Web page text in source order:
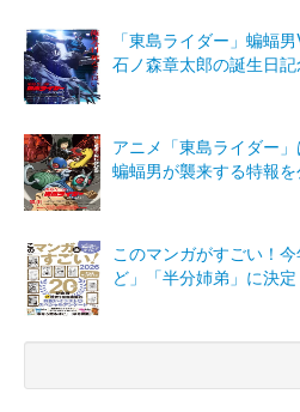
「東島ライダー」蝙蝠
石ノ森章太郎の誕生日
アニメ「東島ライダー」
蝙蝠男が襲来する特報を
このマンガがすごい！
ど」「半分姉弟」に決定